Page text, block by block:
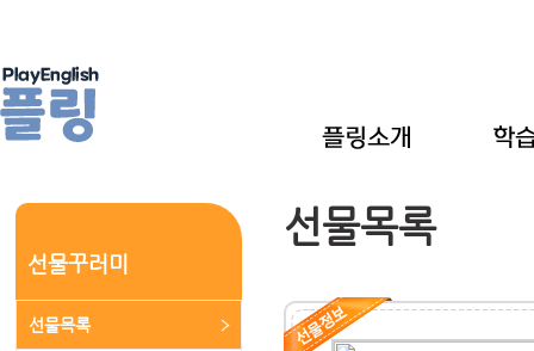
선물꾸러미
선물목록
선물목록